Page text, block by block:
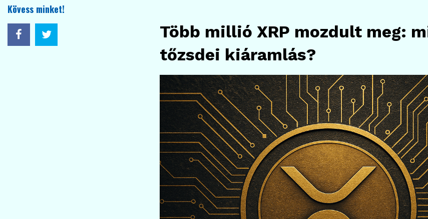
Több millió XRP mozdult meg:
tőzsdei kiáramlás?
Kövess minket!